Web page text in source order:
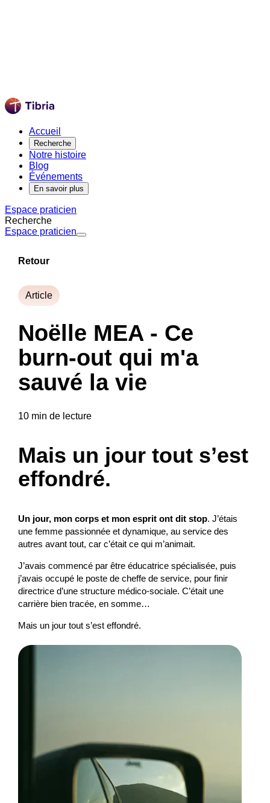
Accueil
Recherche
Notre histoire
Blog
Événements
En savoir plus
Espace praticien
Recherche
Espace praticien
Retour
Article
Noëlle MEA - Ce
burn-out qui m'a
sauvé la vie
10 min de lecture
Mais un jour tout s’est
effondré.
Un jour, mon corps et mon esprit ont dit stop. J’étais
une femme passionnée et dynamique, au service des
autres avant tout, car c’était ce qui m’animait.
J’avais commencé par être éducatrice spécialisée, puis
j’avais occupé le poste de cheffe de service, pour finir
directrice d’une structure médico-sociale. C’était une
carrière bien tracée, en somme…
Mais un jour tout s’est effondré.